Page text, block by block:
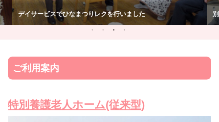
別館に赤鬼青鬼が現れました
ご利用案内
特別養護老人ホーム(従来型)